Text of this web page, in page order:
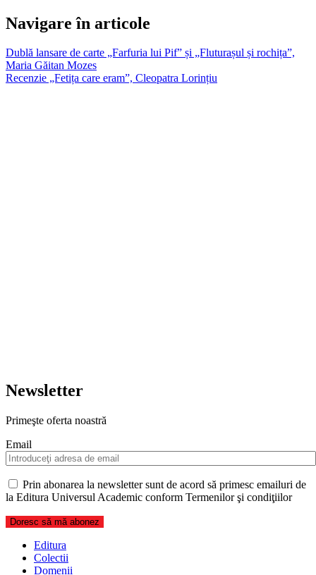
Navigare în articole
Dublă lansare de carte „Farfuria lui Pif” și „Fluturașul și rochița”,
Maria Găitan Mozes
Recenzie „Fetița care eram”, Cleopatra Lorințiu
Newsletter
Primeşte oferta noastră
Email
Prin abonarea la newsletter sunt de acord să primesc emailuri de
la Editura Universul Academic conform Termenilor şi condiţiilor
Editura
Colectii
Domenii